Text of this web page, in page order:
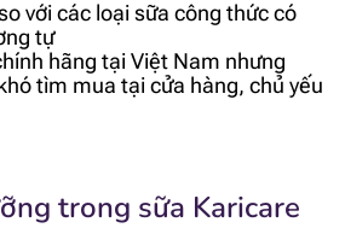
với các loại sữa công thức có
tự
hãng tại Việt Nam nhưng
tìm mua tại cửa hàng, chủ yếu
trong sữa Karicare